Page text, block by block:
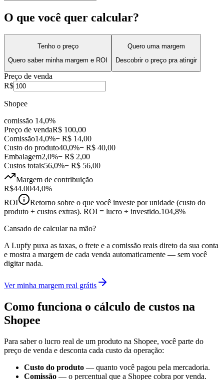
O que você quer calcular?
Tenho o preço
Quero saber minha margem e ROI
Quero uma margem
Descobrir o preço pra atingir
Preço de venda
R$
Shopee
comissão 14,0%
Preço de vendaR$ 100,00
Comissão14,0%− R$ 14,00
Custo do produto40,0%− R$ 40,00
Embalagem2,0%− R$ 2,00
Custos totais56,0%− R$ 56,00
Margem de contribuição
R$44.0044,0%
ROI
Retorno sobre o que você investe por unidade (custo do
produto + custos extras). ROI = lucro ÷ investido.104,8%
Cansado de calcular na mão?
A Lupfy puxa as taxas, o frete e a comissão reais direto da sua conta
e mostra a margem de cada venda automaticamente — sem você
digitar nada.
Ver minha margem real grátis
Como funciona o cálculo de custos na
Shopee
Para saber o lucro real de um produto na Shopee, você parte do
preço de venda e desconta cada custo da operação:
Custo do produto — quanto você pagou pela mercadoria.
Comissão — o percentual que a Shopee cobra por venda.